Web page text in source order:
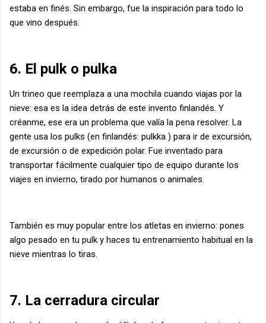
estaba en finés. Sin embargo, fue la inspiración para todo lo
que vino después.
6. El pulk o pulka
Un trineo que reemplaza a una mochila cuando viajas por la
nieve: esa es la idea detrás de este invento finlandés. Y
créanme, ese era un problema que valía la pena resolver. La
gente usa los pulks (en finlandés: pulkka ) para ir de excursión,
de excursión o de expedición polar. Fue inventado para
transportar fácilmente cualquier tipo de equipo durante los
viajes en invierno, tirado por humanos o animales.
También es muy popular entre los atletas en invierno: pones
algo pesado en tu pulk y haces tu entrenamiento habitual en la
nieve mientras lo tiras.
7. La cerradura circular